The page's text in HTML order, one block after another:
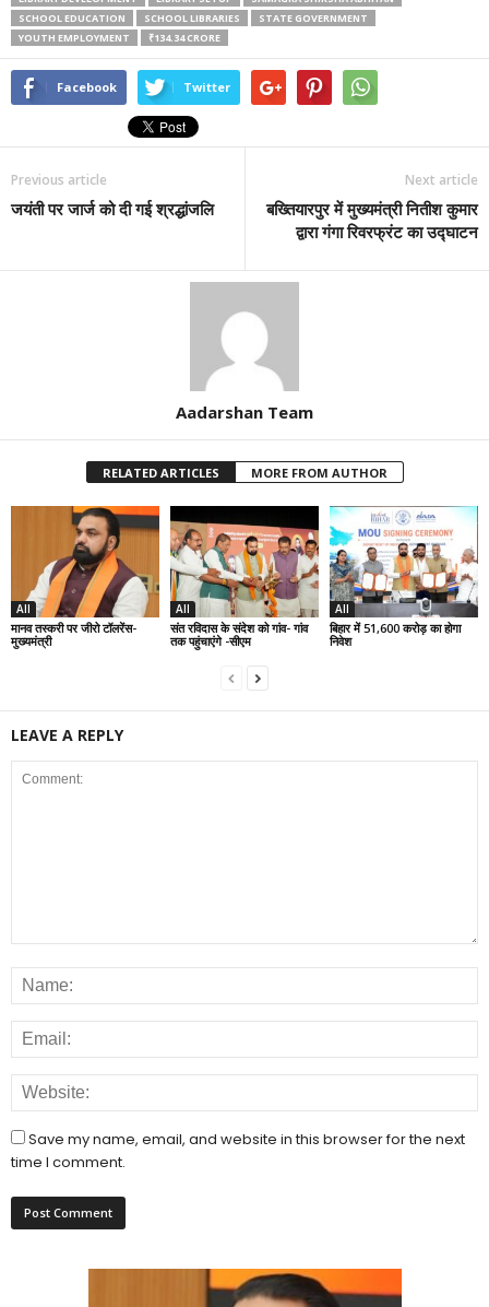
SCHOOL EDUCATION
SCHOOL LIBRARIES
STATE GOVERNMENT
YOUTH EMPLOYMENT
₹134.34 CRORE
Facebook Twitter
Previous article
जयंती पर जार्ज को दी गई श्रद्धांजलि
Next article
बख्तियारपुर में मुख्यमंत्री नितीश कुमार
द्वारा गंगा रिवरफ्रंट का उद्घाटन
Aadarshan Team
RELATED ARTICLES MORE FROM AUTHOR
All
मानव तस्करी पर जीरो टॉलरेंस-
मुख्यमंत्री
All
संत रविदास के संदेश को गांव- गांव
तक पहुंचाएंगे -सीएम
All
बिहार में 51,600 करोड़ का होगा
निवेश
LEAVE A REPLY
Save my name, email, and website in this browser for the next
time I comment.